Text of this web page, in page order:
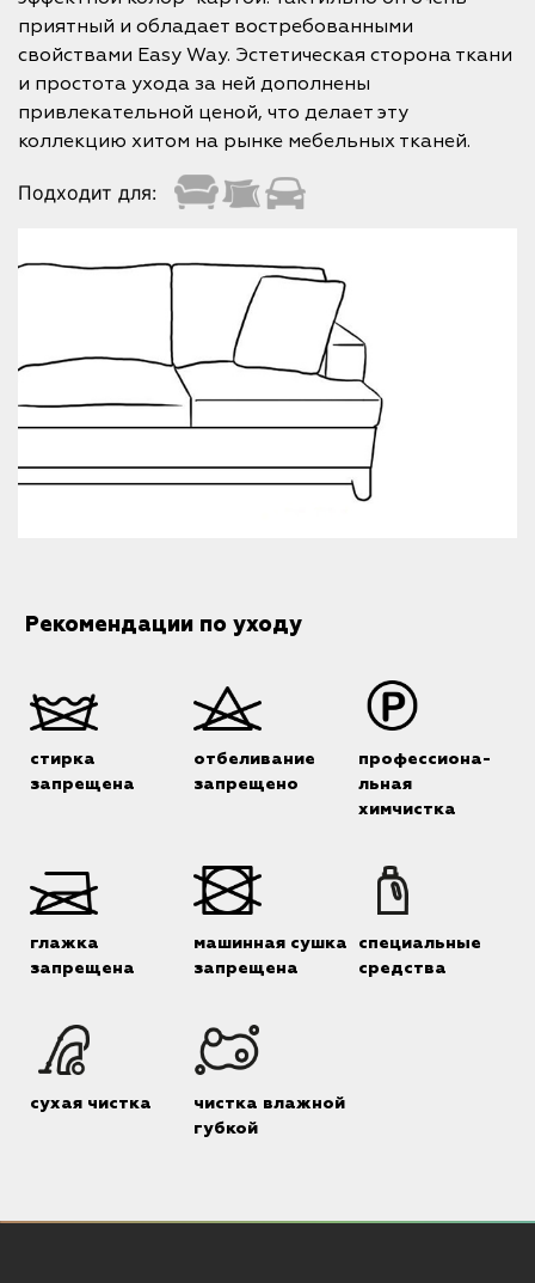
приятный и обладает востребованными
свойствами Easy Way. Эстетическая сторона ткани
и простота ухода за ней дополнены
привлекательной ценой, что делает эту
коллекцию хитом на рынке мебельных тканей.
Подходит для:
Рекомендации по уходу
стирка
запрещена
отбеливание
запрещено
профессиона-
льная
химчистка
глажка
запрещена
машинная сушка
запрещена
специальные
средства
сухая чистка
чистка влажной
губкой